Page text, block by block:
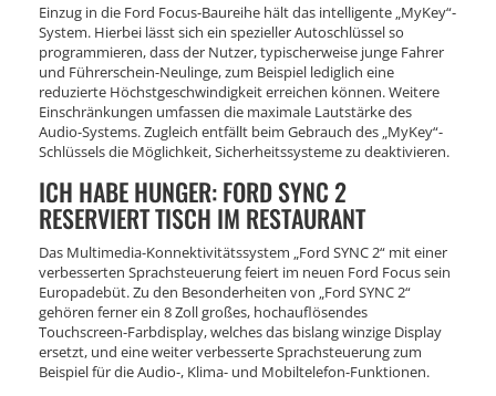
Einzug in die Ford Focus-Baureihe hält das intelligente „MyKey“-
System. Hierbei lässt sich ein spezieller Autoschlüssel so
programmieren, dass der Nutzer, typischerweise junge Fahrer
und Führerschein-Neulinge, zum Beispiel lediglich eine
reduzierte Höchstgeschwindigkeit erreichen können. Weitere
Einschränkungen umfassen die maximale Lautstärke des
Audio-Systems. Zugleich entfällt beim Gebrauch des „MyKey“-
Schlüssels die Möglichkeit, Sicherheitssysteme zu deaktivieren.
ICH HABE HUNGER: FORD SYNC 2
RESERVIERT TISCH IM RESTAURANT
Das Multimedia-Konnektivitätssystem „Ford SYNC 2“ mit einer
verbesserten Sprachsteuerung feiert im neuen Ford Focus sein
Europadebüt. Zu den Besonderheiten von „Ford SYNC 2“
gehören ferner ein 8 Zoll großes, hochauflösendes
Touchscreen-Farbdisplay, welches das bislang winzige Display
ersetzt, und eine weiter verbesserte Sprachsteuerung zum
Beispiel für die Audio-, Klima- und Mobiltelefon-Funktionen.